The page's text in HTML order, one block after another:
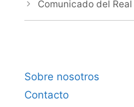
Comunicado del
Sobre nosotros
Contacto